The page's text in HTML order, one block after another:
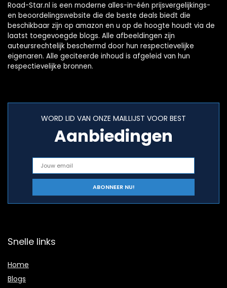
Road-Star.nl is een moderne alles-in-één prijsvergelijkings-
en beoordelingswebsite die de beste deals biedt die
beschikbaar zijn op amazon en u op de hoogte houdt via de
laatst toegevoegde blogs. Alle afbeeldingen zijn
auteursrechtelijk beschermd door hun respectievelijke
eigenaren. Alle geciteerde inhoud is afgeleid van hun
respectievelijke bronnen.
WORD LID VAN ONZE MAILLIJST VOOR BEST
Aanbiedingen
Snelle links
Home
Blogs